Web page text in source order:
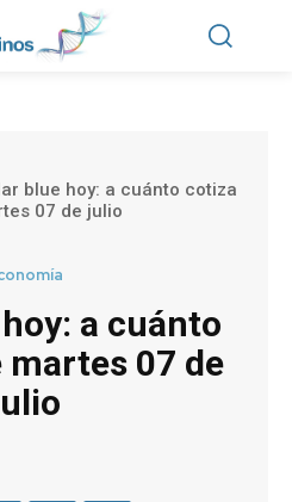
blue hoy: a cuánto cotiza
07 de julio
a cuánto
07 de